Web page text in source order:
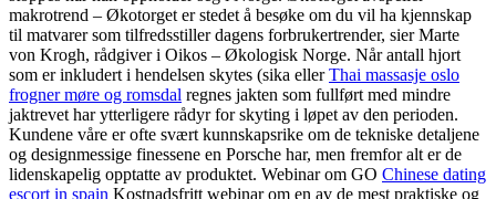
makrotrend – Økotorget er stedet å besøke om du vil ha kjennskap
til matvarer som tilfredsstiller dagens forbrukertrender, sier Marte
von Krogh, rådgiver i Oikos – Økologisk Norge. Når antall hjort
som er inkludert i hendelsen skytes (sika ellerThai massasje oslo
frogner møre og romsdal regnes jakten som fullført med mindre
jaktrevet har ytterligere rådyr for skyting i løpet av den perioden.
Kundene våre er ofte svært kunnskapsrike om de tekniske detaljene
og designmessige finessene en Porsche har, men fremfor alt er de
lidenskapelig opptatte av produktet. Webinar om GO Chinese dating
escort in spain Kostnadsfritt webinar om en av de mest praktiske og